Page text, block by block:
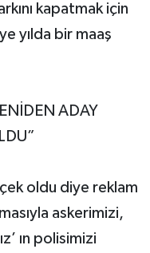
kapatmak için
yılda bir maaş
ADAY
oldu diye reklam
askerimizi,
ın polisimizi